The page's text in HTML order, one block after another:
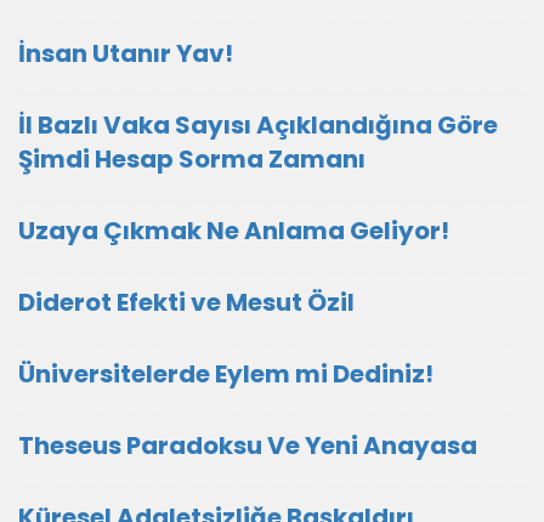
İnsan Utanır Yav!
İl Bazlı Vaka Sayısı Açıklandığına Göre
Şimdi Hesap Sorma Zamanı
Uzaya Çıkmak Ne Anlama Geliyor!
Diderot Efekti ve Mesut Özil
Üniversitelerde Eylem mi Dediniz!
Theseus Paradoksu Ve Yeni Anayasa